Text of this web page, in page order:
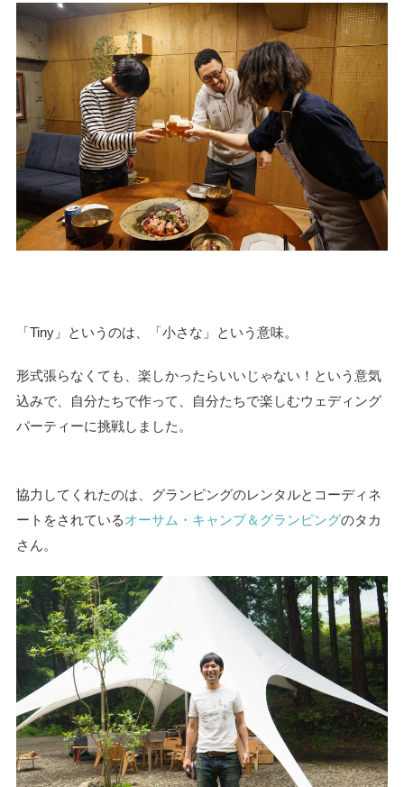
「Tiny」というのは、「小さな」という意味。
形式張らなくても、楽しかったらいいじゃない！という意気
込みで、自分たちで作って、自分たちで楽しむウェディング
パーティーに挑戦しました。
協力してくれたのは、グランピングのレンタルとコーディネ
ートをされているオーサム・キャンプ＆グランピングのタカ
さん。